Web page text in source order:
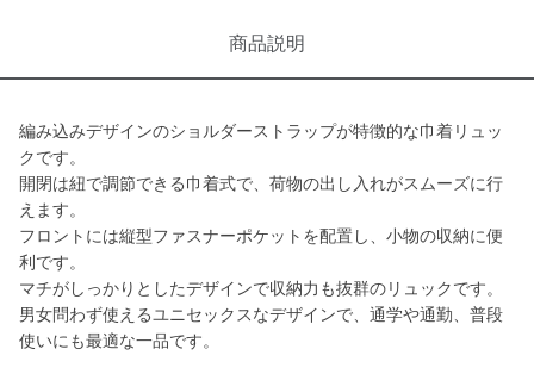
商品説明
編み込みデザインのショルダーストラップが特徴的な巾着リュッ
クです。
開閉は紐で調節できる巾着式で、荷物の出し入れがスムーズに行
えます。
フロントには縦型ファスナーポケットを配置し、小物の収納に便
利です。
マチがしっかりとしたデザインで収納力も抜群のリュックです。
男女問わず使えるユニセックスなデザインで、通学や通勤、普段
使いにも最適な一品です。